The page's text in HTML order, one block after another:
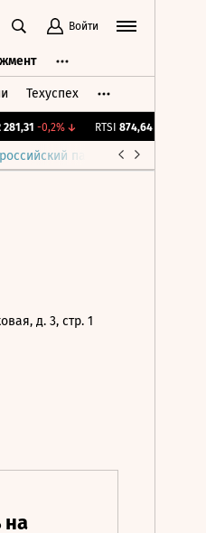
Войти
Техуспех
-0,2%↓ RTSI 874,64 -1,12%
парламент
д. 3, стр. 1